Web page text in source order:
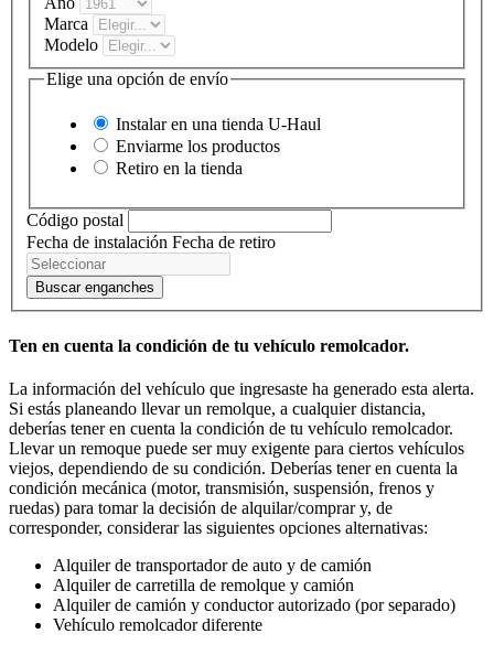
Marca
Modelo
Elige una opción de envío
Instalar en una tienda U-Haul
Enviarme los productos
Retiro en la tienda
Código postal
Fecha de instalación Fecha de retiro
Buscar enganches
Ten en cuenta la condición de tu vehículo remolcador.
La información del vehículo que ingresaste ha generado esta alerta.
Si estás planeando llevar un remolque, a cualquier distancia,
deberías tener en cuenta la condición de tu vehículo remolcador.
Llevar un remoque puede ser muy exigente para ciertos vehículos
viejos, dependiendo de su condición. Deberías tener en cuenta la
condición mecánica (motor, transmisión, suspensión, frenos y
ruedas) para tomar la decisión de alquilar/comprar y, de
corresponder, considerar las siguientes opciones alternativas:
Alquiler de transportador de auto y de camión
Alquiler de carretilla de remolque y camión
Alquiler de camión y conductor autorizado (por separado)
Vehículo remolcador diferente